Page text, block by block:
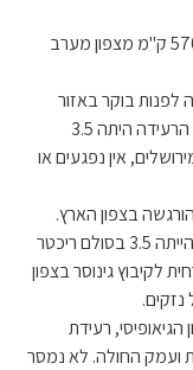
מוקד הרעש התרחש באזור הים התיכון 570 ק"מ מצפון מערב
לפנות בוקר באזור
ירושלים. במכון הגיאופיזי אמרו כי עוצמת הרעידה היתה 3.5
ים המלח, כ 30 ק"מ מירושלים, אין נפגעים או
אדמה הורגשה בצפון הארץ.
מהמכון הגיאופיסי ציינו כי עוצמת הרעש הייתה 3.5 בסולם ריכטר
מזרחית לקיבוץ גינוסר בצפון
המכון הגיאופיסי, רעידת
ועמק החולה. לא נמסר